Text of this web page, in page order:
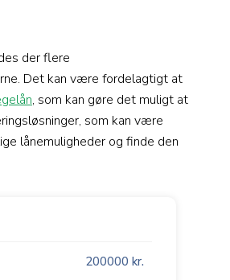
der flere
Det kan være fordelagtigt at
, som kan gøre det muligt at
som kan være
lånemuligheder og finde den
200000 kr.